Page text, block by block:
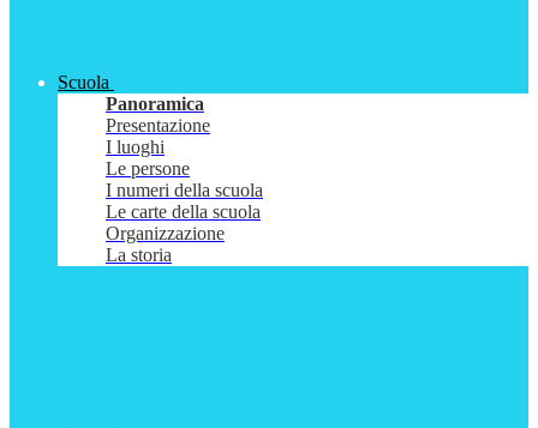
Scuola
Panoramica
Presentazione
I luoghi
Le persone
I numeri della scuola
Le carte della scuola
Organizzazione
La storia